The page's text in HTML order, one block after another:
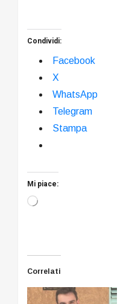
Condividi:
Facebook
X
WhatsApp
Telegram
Stampa
Mi piace:
Caricamento
Correlati